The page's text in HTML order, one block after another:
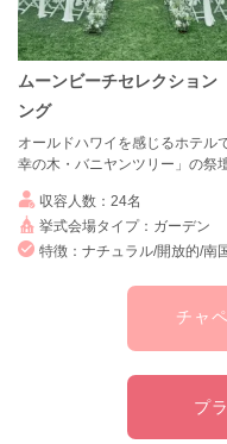
ムーンビーチセレクショ
ング
オールドハワイを感じるホテル
幸の木・バニヤンツリー」の祭
収容人数：24名
挙式会場タイプ：ガーデン
特徴：ナチュラル/開放的/南
チャ
プ